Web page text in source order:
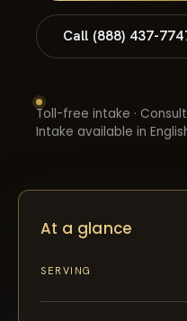
Call (888) 437-
Toll-free intake ·
Intake available in
At a glance
SERVING